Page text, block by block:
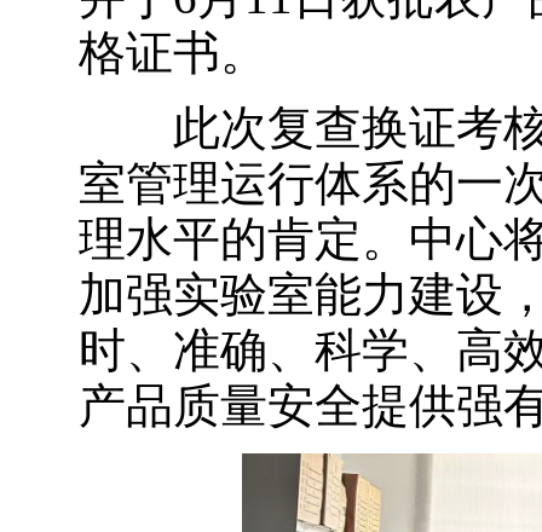
格证书。
此次复查换证考核
室管理运行体系的一
理水平的肯定。中心
加强实验室能力建设
时、准确、科学、高
产品质量安全提供强